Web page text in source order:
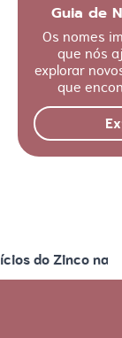
Guia de
Os nomes
que nós
explorar
que
do Zinco na